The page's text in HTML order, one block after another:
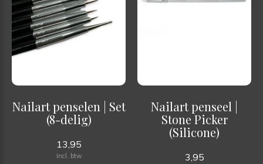
Nailart penselen | Set
(8-delig)
13,95
Incl. btw
Nailart penseel |
Stone Picker
(Silicone)
3,95